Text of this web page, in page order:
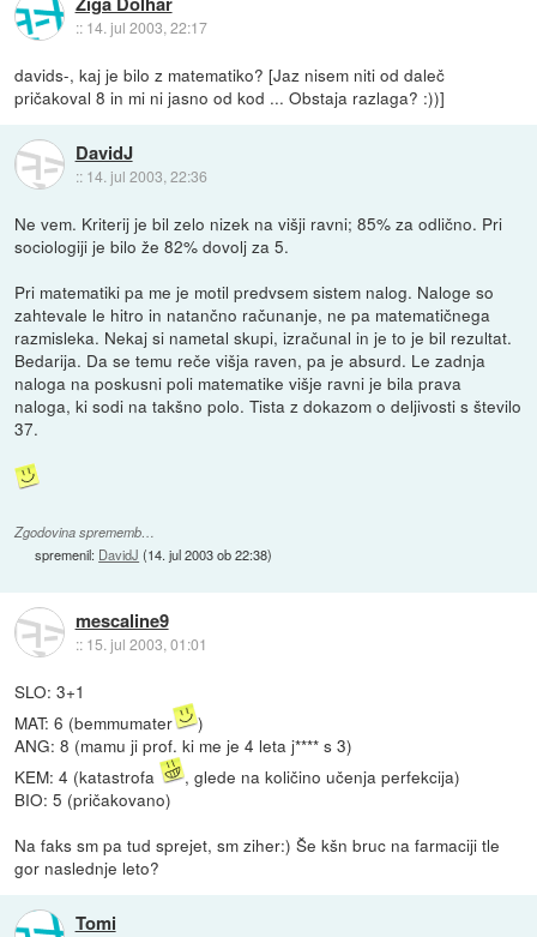
:: 14. jul 2003, 22:17
davids-, kaj je bilo z matematiko? [Jaz nisem niti od daleč
pričakoval 8 in mi ni jasno od kod ... Obstaja razlaga? :))]
DavidJ
:: 14. jul 2003, 22:36
Ne vem. Kriterij je bil zelo nizek na višji ravni; 85% za odlično. Pri
sociologiji je bilo že 82% dovolj za 5.
Pri matematiki pa me je motil predvsem sistem nalog. Naloge so
zahtevale le hitro in natančno računanje, ne pa matematičnega
razmisleka. Nekaj si nametal skupi, izračunal in je to je bil rezultat.
Bedarija. Da se temu reče višja raven, pa je absurd. Le zadnja
naloga na poskusni poli matematike višje ravni je bila prava
naloga, ki sodi na takšno polo. Tista z dokazom o deljivosti s število
37.
Zgodovina sprememb…
spremenil: DavidJ (14. jul 2003 ob 22:38)
mescaline9
:: 15. jul 2003, 01:01
SLO: 3+1
MAT: 6 (bemmumater
)
ANG: 8 (mamu ji prof. ki me je 4 leta j**** s 3)
KEM: 4 (katastrofa
, glede na količino učenja perfekcija)
BIO: 5 (pričakovano)
Na faks sm pa tud sprejet, sm ziher:) Še kšn bruc na farmaciji tle
gor naslednje leto?
Tomi